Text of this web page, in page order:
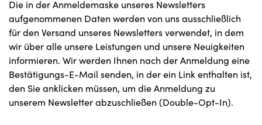
Die in der Anmeldemaske unseres Newsletters
aufgenommenen Daten werden von uns ausschließlich
für den Versand unseres Newsletters verwendet, in dem
wir über alle unsere Leistungen und unsere Neuigkeiten
informieren. Wir werden Ihnen nach der Anmeldung eine
Bestätigungs-E-Mail senden, in der ein Link enthalten ist,
den Sie anklicken müssen, um die Anmeldung zu
unserem Newsletter abzuschließen (Double-Opt-In).